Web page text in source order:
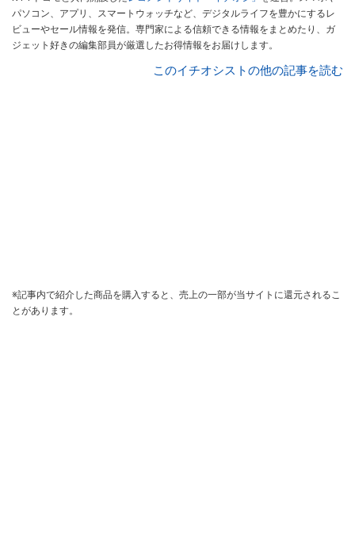
パソコン、アプリ、スマートウォッチなど、デジタルライフを豊かにするレ
ビューやセール情報を発信。専門家による信頼できる情報をまとめたり、ガ
ジェット好きの編集部員が厳選したお得情報をお届けします。
このイチオシストの他の記事を読む
※記事内で紹介した商品を購入すると、売上の一部が当サイトに還元されるこ
とがあります。